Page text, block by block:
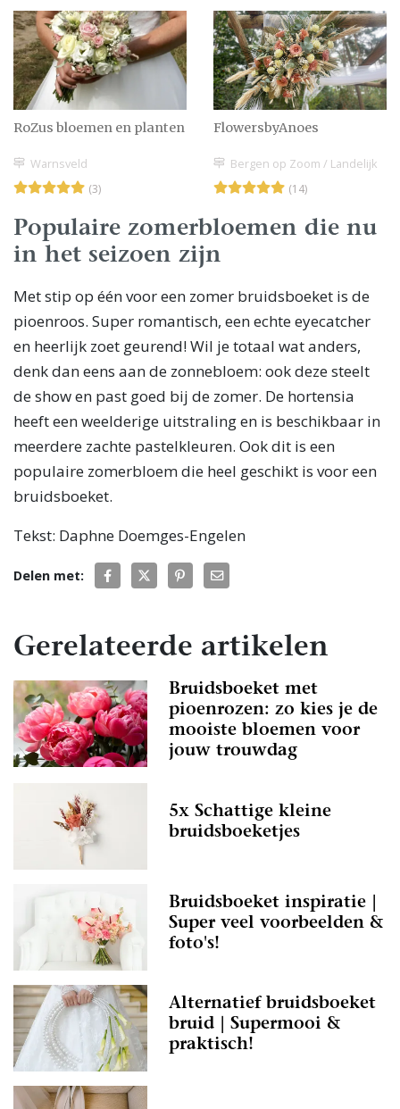
RoZus bloemen en planten
Warnsveld
(3)
FlowersbyAnoes
Bergen op Zoom / Landelijk
(14)
Populaire zomerbloemen die nu
in het seizoen zijn
Met stip op één voor een zomer bruidsboeket is de
pioenroos. Super romantisch, een echte eyecatcher
en heerlijk zoet geurend! Wil je totaal wat anders,
denk dan eens aan de zonnebloem: ook deze steelt
de show en past goed bij de zomer. De hortensia
heeft een weelderige uitstraling en is beschikbaar in
meerdere zachte pastelkleuren. Ook dit is een
populaire zomerbloem die heel geschikt is voor een
bruidsboeket.
Tekst: Daphne Doemges-Engelen
Delen met:
Gerelateerde artikelen
Bruidsboeket met
pioenrozen: zo kies je de
mooiste bloemen voor
jouw trouwdag
5x Schattige kleine
bruidsboeketjes
Bruidsboeket inspiratie |
Super veel voorbeelden &
foto's!
Alternatief bruidsboeket
bruid | Supermooi &
praktisch!